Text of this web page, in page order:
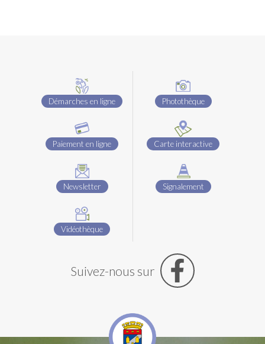
Démarches en ligne
Paiement en ligne
Newsletter
Vidéothèque
Photothèque
Carte interactive
Signalement
Suivez-nous sur